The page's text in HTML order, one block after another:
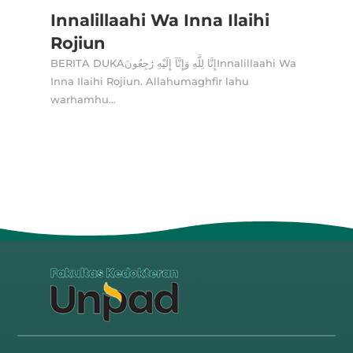
Innalillaahi Wa Inna Ilaihi
Rojiun
BERITA DUKAإِنَّا لِلَّهِ وَإِنَّآ إِلَيْهِ رَٰجِعُونَInnalillaahi Wa
Inna Ilaihi Rojiun. Allahumaghfir lahu
warhamhu...